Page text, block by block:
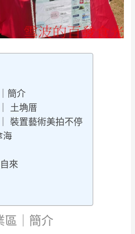
簡介
土埆厝
裝置藝術美拍不停
海
來
區｜簡介